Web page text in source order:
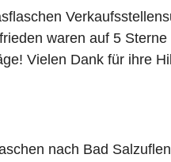
waren auf 5
Vielen Dank für ihre
nach Bad